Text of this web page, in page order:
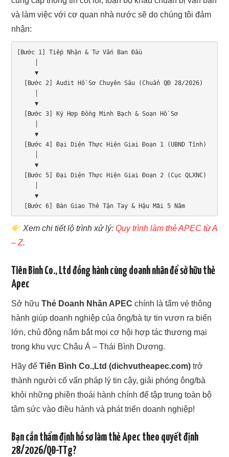
và làm việc với cơ quan nhà nước sẽ do chúng tôi đảm
nhận:
[Bước 1] Tiếp Nhận & Tư Vấn Ban Đầu
  [Bước 6] Bàn Giao Thẻ Tận Tay & Hậu Mãi 5 Năm
Xem chi tiết lộ trình xử lý: Quy trình làm thẻ APEC từ A
– Z.
Tiên Bình Co., Ltd đồng hành cùng doanh nhân để sở hữu thẻ
Apec
Sở hữuThẻ Doanh Nhân APEC chính là tấm vé thông
hành giúp doanh nghiệp của ông/bà tự tin vươn ra biển
lớn, chủ động nắm bắt mọi cơ hội hợp tác thương mại
trong khu vực Châu Á – Thái Bình Dương.
Hãy đểTiên Bình Co.,Ltd (dichvutheapec.com) trở
thành người cố vấn pháp lý tin cậy, giải phóng ông/bà
khỏi những phiền thoái hành chính để tập trung toàn bộ
tâm sức vào điều hành và phát triển doanh nghiệp!
Bạn cần thẩm định hồ sơ làm thẻ Apec theo quyết định
28/2026/QĐ-TTg?